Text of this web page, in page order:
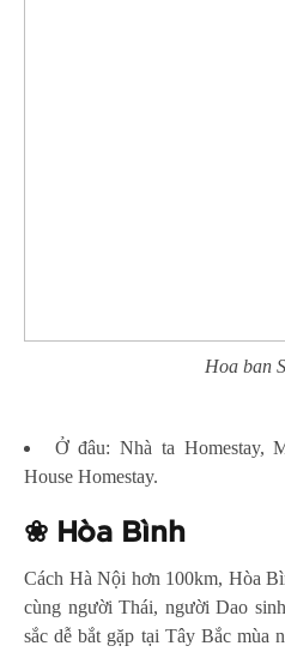
Hoa ban
Ở đâu: Nhà ta Homestay,
House Homestay.
❀ Hòa Bình
Cách Hà Nội hơn 100km, Hòa
cùng người Thái, người Dao
sắc dễ bắt gặp tại Tây Bắc mùa